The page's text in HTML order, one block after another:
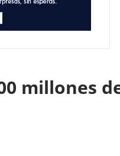
millones